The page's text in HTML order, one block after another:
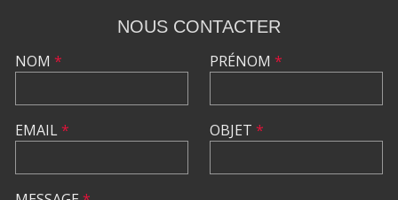
NOUS CONTACTER
NOM *
EMAIL*
PRÉNOM *
OBJET *